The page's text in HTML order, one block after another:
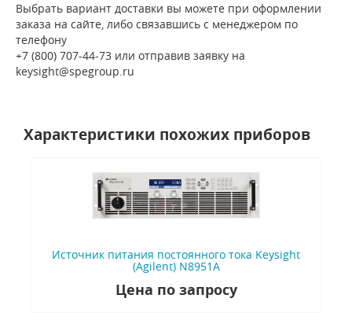
Выбрать вариант доставки вы можете при оформлении
заказа на сайте, либо связавшись с менеджером по
телефону
+7 (800) 707-44-73 или отправив заявку на
keysight@spegroup.ru
Характеристики похожих приборов
Источник питания постоянного тока Keysight
(Agilent) N8951A
Цена по запросу